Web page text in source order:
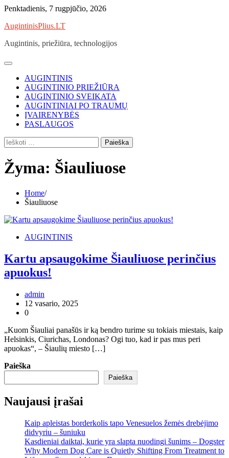
Skip
content
Penktadienis, 7 rugpjūčio, 2026
AugintinisPlius.LT
Augintinis, priežiūra, technologijos
AUGINTINIS
AUGINTINIO PRIEŽIŪRA
AUGINTINIO SVEIKATA
AUGINTINIAI PO TRAUMŲ
ĮVAIRENYBĖS
PASLAUGOS
Ieškoti:
Žyma: Šiauliuose
Home
Šiauliuose
AUGINTINIS
Kartu apsaugokime Šiauliuose perinčius
apuokus!
admin
12 vasario, 2025
0
„Kuom Šiauliai panašūs ir ką bendro turime su tokiais miestais, kaip
Helsinkis, Ciurichas, Londonas? Ogi tuo, kad ir pas mus peri
apuokas“, – Šiaulių miesto […]
Paieška
Paieška
Naujausi įrašai
Kaip apleistas borderkolis tapo Venesuelos žemės drebėjimo
didvyriu – šuniuku
Kasdieniai daiktai, kurie yra slapta nuodingi šunims – Dogster
Why Modern Dog Care is Quietly Shifting From Treatment to